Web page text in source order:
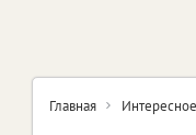
Главная Интересное